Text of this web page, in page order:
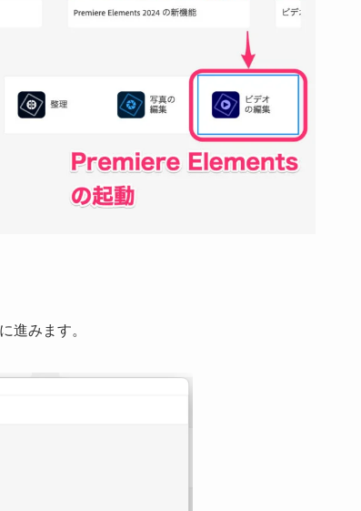
進みます。